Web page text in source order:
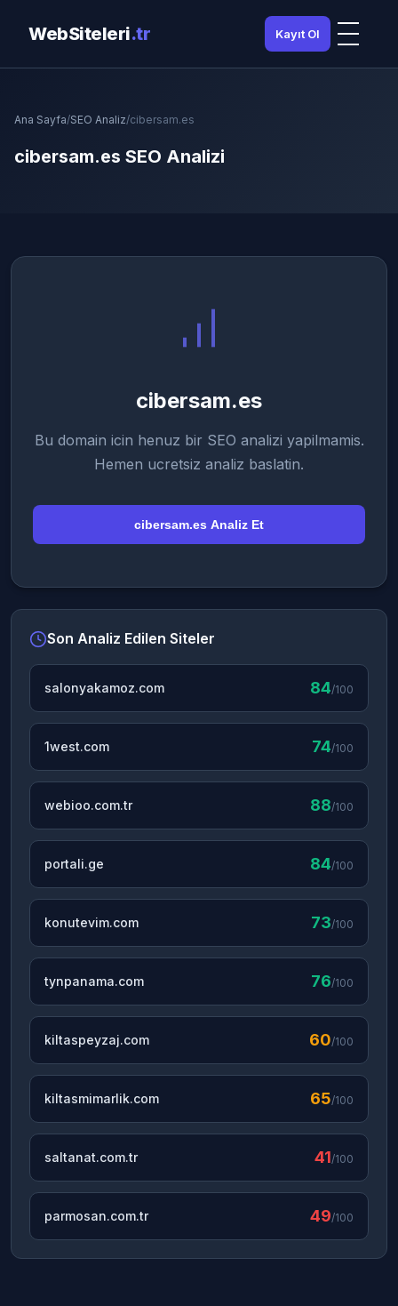
WebSiteleri.tr Kayıt Ol
Ana Sayfa/SEO Analiz/cibersam.es
cibersam.es SEO Analizi
cibersam.es
Bu domain icin henuz bir SEO analizi yapilmamis.
Hemen ucretsiz analiz baslatin.
cibersam.es Analiz Et
Son Analiz Edilen Siteler
salonyakamoz.com 84/100
1west.com 74/100
webioo.com.tr 88/100
portali.ge 84/100
konutevim.com 73/100
tynpanama.com 76/100
kiltaspeyzaj.com 60/100
kiltasmimarlik.com 65/100
saltanat.com.tr 41/100
parmosan.com.tr 49/100